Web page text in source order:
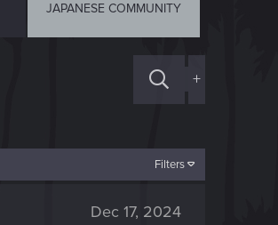
JAPANESE COMMUNITY
+
Filters
Dec 17, 2024